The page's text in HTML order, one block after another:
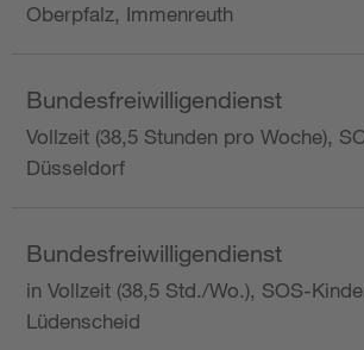
Oberpfalz, Immenreuth
Bundesfreiwilligendienst
Vollzeit (38,5 Stunden pro Woche),
Düsseldorf
Bundesfreiwilligendienst
in Vollzeit (38,5 Std./Wo.), SOS-
Lüdenscheid